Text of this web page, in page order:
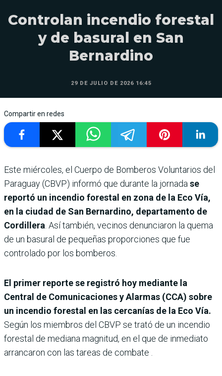
Controlan incendio forestal
y de basural en San
Bernardino
29 DE JULIO DE 2026 16:45
Compartir en redes
Este miércoles, el Cuerpo de Bomberos Voluntarios del
Paraguay (CBVP) informó que durante la jornada se
reportó un incendio forestal en zona de la Eco Vía,
en la ciudad de San Bernardino, departamento de
Cordillera . Así también, vecinos denunciaron la quema
de un basural de pequeñas proporciones que fue
controlado por los bomberos.
El primer reporte se registró hoy mediante la
Central de Comunicaciones y Alarmas (CCA) sobre
un incendio forestal en las cercanías de la Eco Vía.
Según los miembros del CBVP se trató de un incendio
forestal de mediana magnitud, en el que de inmediato
arrancaron con las tareas de combate .